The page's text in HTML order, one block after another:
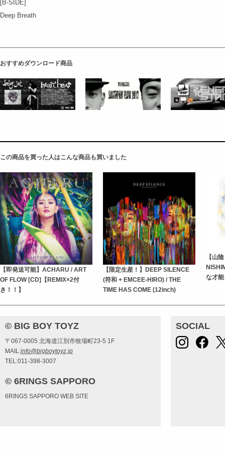
[B-SIDE]
Deep Breath
おすすめダウンロード商品
この商品を買った人はこんな商品も買いました
【即発送可能】ACHARU / ART
OF FLOW [CD]【REMIX×2付
き！！】
【限定生産！】DEEP SILENCE
(符和 + EMCEE-HIRO) / THE
TIME HAS COME (12inch)
【山
な才
© BIG BOY TOYZ
〒067-0005 北海道江別市牧場町23-5 1F
MAIL:info@bigboytoyz.jp
TEL:011-398-3007
© 6RINGS SAPPORO
6RINGS SAPPORO WEB SITE
SOCIAL